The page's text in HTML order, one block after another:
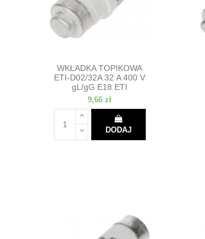
WKŁADKA TOPIKOWA
ETI-D02/32A 32 A 400 V
gL/gG E18 ETI
9,66 zł
DODAJ